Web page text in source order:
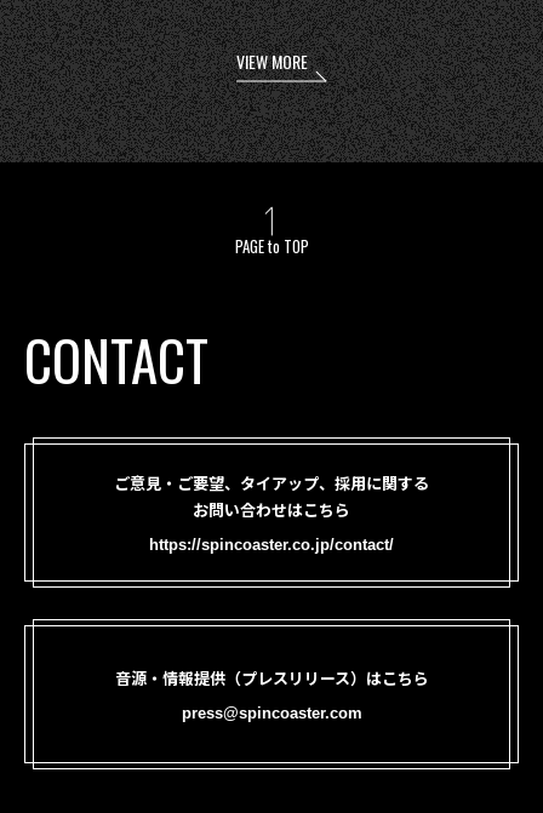
VIEW MORE
PAGE to TOP
CONTACT
ご意見・ご要望、タイアップ、採用に関する
お問い合わせはこちら
https://spincoaster.co.jp/contact/
音源・情報提供（プレスリリース）はこちら
press@spincoaster.com